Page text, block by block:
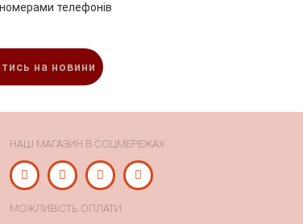
телефонів
на новини
НАШ МАГАЗИН В СОЦМЕРЕЖАХ
МОЖЛИВІСТЬ ОПЛАТИ